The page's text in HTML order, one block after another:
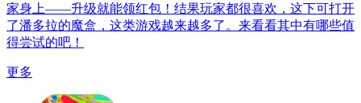
家身上——升级就能领红包！结果玩家都很喜欢，这下可打开
了潘多拉的魔盒，这类游戏越来越多了。来看看其中有哪些值
得尝试的吧！
更多